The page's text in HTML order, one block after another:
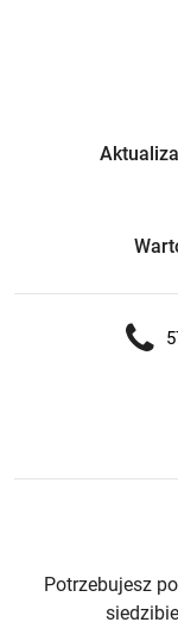
Potrzebujesz